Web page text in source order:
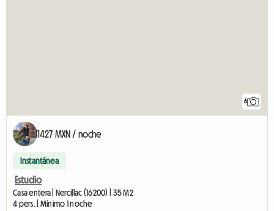
6
1427 MXN / noche
Instantánea
Estudio
Casa entera | Nercillac (16200) | 35 M2
4 pers. | Mínimo 1 noche